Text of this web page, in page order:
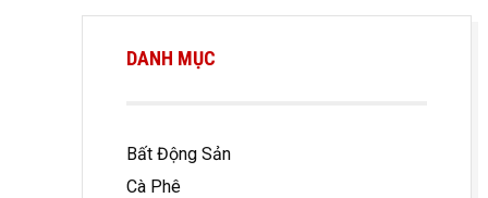
DANH MỤC
Bất Động Sản
Cà Phê